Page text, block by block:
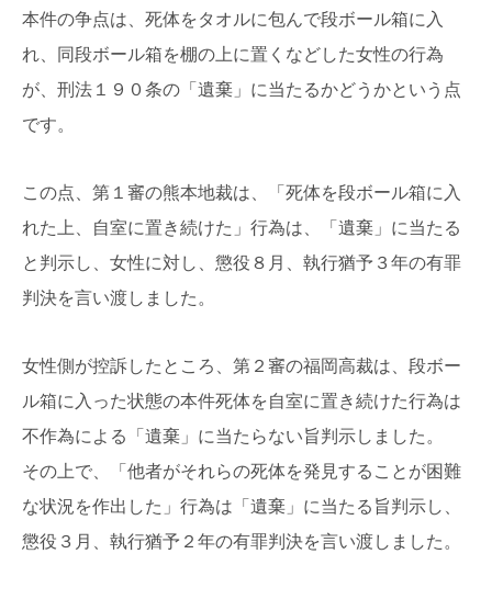
本件の争点は、死体をタオルに包んで段ボール箱に入
れ、同段ボール箱を棚の上に置くなどした女性の行為
が、刑法１９０条の「遺棄」に当たるかどうかという点
です。
この点、第１審の熊本地裁は、「死体を段ボール箱に入
れた上、自室に置き続けた」行為は、「遺棄」に当たる
と判示し、女性に対し、懲役８月、執行猶予３年の有罪
判決を言い渡しました。
女性側が控訴したところ、第２審の福岡高裁は、段ボー
ル箱に入った状態の本件死体を自室に置き続けた行為は
不作為による「遺棄」に当たらない旨判示しました。
その上で、「他者がそれらの死体を発見することが困難
な状況を作出した」行為は「遺棄」に当たる旨判示し、
懲役３月、執行猶予２年の有罪判決を言い渡しました。